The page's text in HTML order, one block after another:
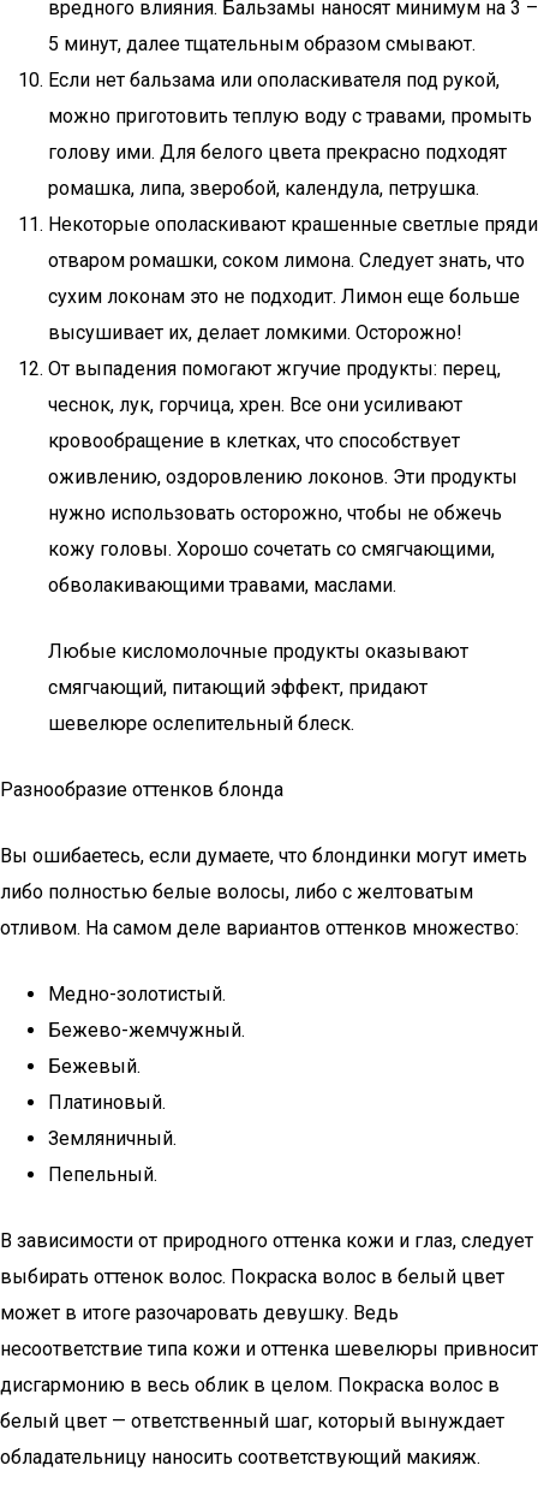
вредного влияния. Бальзамы наносят минимум на 3 –
5 минут, далее тщательным образом смывают.
Если нет бальзама или ополаскивателя под рукой,
можно приготовить теплую воду с травами, промыть
голову ими. Для белого цвета прекрасно подходят
ромашка, липа, зверобой, календула, петрушка.
Некоторые ополаскивают крашенные светлые пряди
отваром ромашки, соком лимона. Следует знать, что
сухим локонам это не подходит. Лимон еще больше
высушивает их, делает ломкими. Осторожно!
От выпадения помогают жгучие продукты: перец,
чеснок, лук, горчица, хрен. Все они усиливают
кровообращение в клетках, что способствует
оживлению, оздоровлению локонов. Эти продукты
нужно использовать осторожно, чтобы не обжечь
кожу головы. Хорошо сочетать со смягчающими,
обволакивающими травами, маслами.
Любые кисломолочные продукты оказывают
смягчающий, питающий эффект, придают
шевелюре ослепительный блеск.
Разнообразие оттенков блонда
Вы ошибаетесь, если думаете, что блондинки могут иметь
либо полностью белые волосы, либо с желтоватым
отливом. На самом деле вариантов оттенков множество:
Медно-золотистый.
Бежево-жемчужный.
Бежевый.
Платиновый.
Земляничный.
Пепельный.
В зависимости от природного оттенка кожи и глаз, следует
выбирать оттенок волос. Покраска волос в белый цвет
может в итоге разочаровать девушку. Ведь
несоответствие типа кожи и оттенка шевелюры привносит
дисгармонию в весь облик в целом. Покраска волос в
белый цвет — ответственный шаг, который вынуждает
обладательницу наносить соответствующий макияж.